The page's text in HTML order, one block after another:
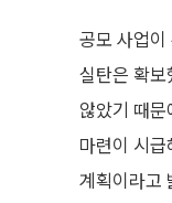
공모 사업
실탄은 확보
않았기 때
마련이 시
계획이라고